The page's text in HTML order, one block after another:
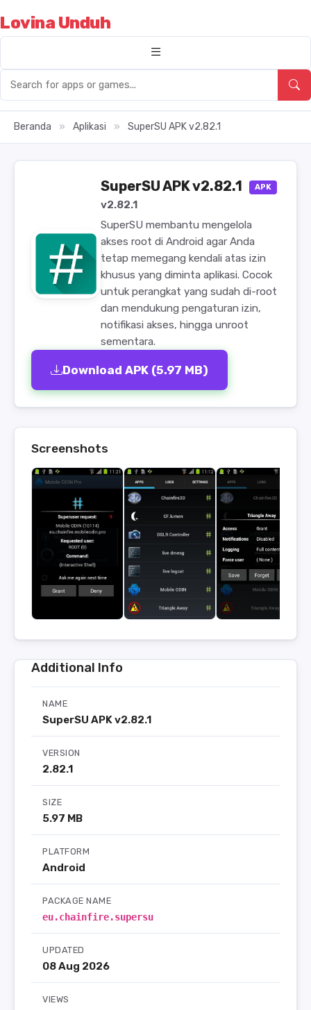
Lovina Unduh
Beranda » Aplikasi » SuperSU APK v2.82.1
SuperSU APK v2.82.1 APK
v2.82.1
SuperSU membantu mengelola
akses root di Android agar Anda
tetap memegang kendali atas izin
khusus yang diminta aplikasi. Cocok
untuk perangkat yang sudah di-root
dan mendukung pengaturan izin,
notifikasi akses, hingga unroot
sementara.
Download APK (5.97 MB)
Screenshots
Additional Info
NAME
SuperSU APK v2.82.1
VERSION
2.82.1
SIZE
5.97 MB
PLATFORM
Android
PACKAGE NAME
eu.chainfire.supersu
UPDATED
08 Aug 2026
VIEWS